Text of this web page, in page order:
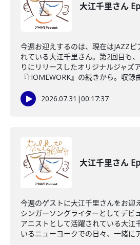
大江千里さん
今週お迎えするのは、現在はJAZZピ
れている大江千里さん。第2回目も
りにリリースしたオリジナルジャズ
『HOMEWORK』の続きから。収録
2026.07.31 |00:17:37
大江千里さん
今週のゲストに大江千里さんをお迎
シンガーソングライターとしてデビ
アニストとして活躍されている大江
いるニューヨークでの日々、一緒に